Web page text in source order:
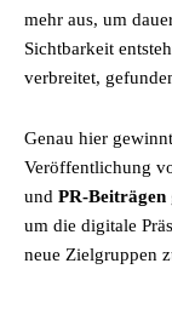
mehr aus, um
Sichtbarkeit
verbreitet,
Genau hier
Veröffentlichung
und PR-Beiträgen
um die digitale
neue Zielgruppen